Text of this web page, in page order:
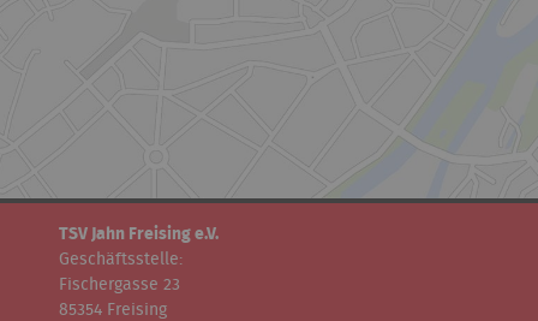
TSV Jahn Freising e.V.
Geschäftsstelle:
Fischergasse 23
85354 Freising